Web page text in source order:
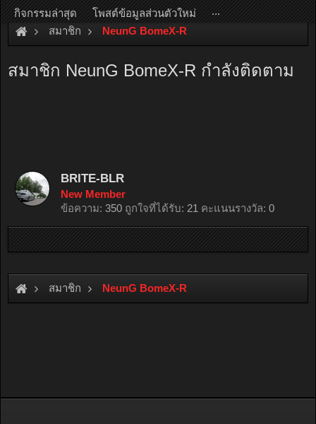
สมาชิก NeunG BomeX-R
สมาชิก NeunG BomeX-R กำลังติดตาม
BRITE-BLR
New Member
ข้อความ: 350 ถูกใจที่ได้รับ: 21 คะแนนรางวัล: 0
สมาชิก NeunG BomeX-R
กิจกรรมล่าสุด โพสต์ข้อมูลส่วนตัวใหม่ ...